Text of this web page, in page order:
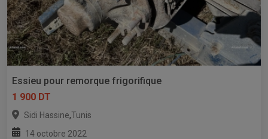
Essieu pour remorque frigorifique
1 900 DT
Sidi Hassine,Tunis
14 octobre 2022